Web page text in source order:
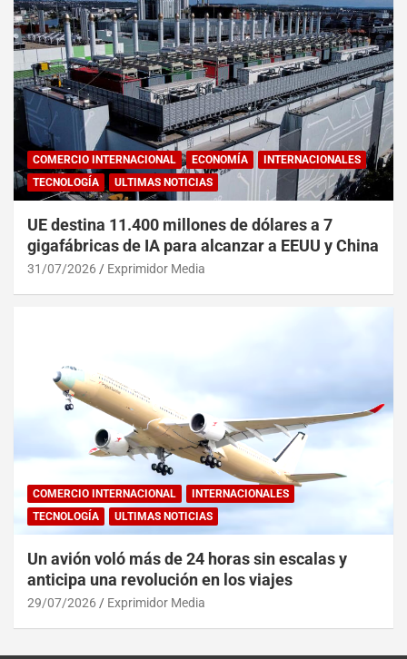
COMERCIO INTERNACIONAL ECONOMÍA
INTERNACIONALES
TECNOLOGÍA
ULTIMAS NOTICIAS
UE destina 11.400 millones de dólares a 7
gigafábricas de IA para alcanzar a EEUU y China
31/07/2026 Exprimidor Media
COMERCIO INTERNACIONAL
INTERNACIONALES
TECNOLOGÍA
ULTIMAS NOTICIAS
Un avión voló más de 24 horas sin escalas y
anticipa una revolución en los viajes
29/07/2026 Exprimidor Media